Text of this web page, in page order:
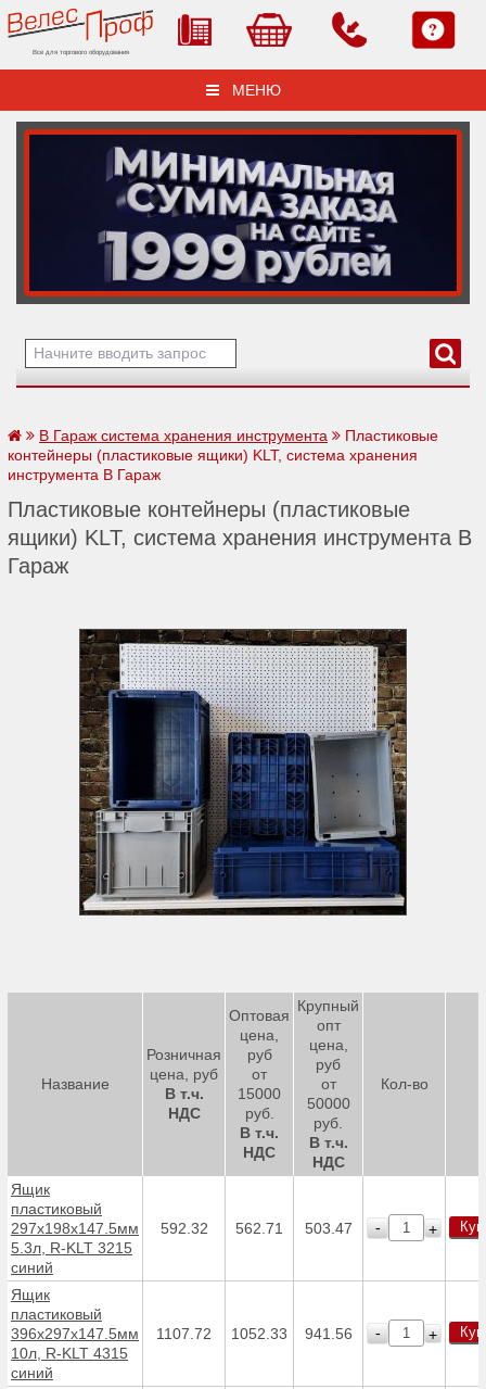
Все для торгового оборудования
МЕНЮ
В Гараж система хранения инструмента
Пластиковые
контейнеры (пластиковые ящики) KLT, система хранения
инструмента В Гараж
Пластиковые контейнеры (пластиковые
ящики) KLT, система хранения инструмента В
Гараж
Название
Розничная
цена, руб
В т.ч.
НДС
Оптовая
цена,
руб
от
15000
руб.
В т.ч.
НДС
Крупный
опт
цена,
руб
от
50000
руб.
В т.ч.
НДС
Кол-во
Ящик
пластиковый
297x198x147.5мм
5.3л, R-KLT 3215
синий
592.32 562.71 503.47 - +
Ящик
пластиковый
396х297х147.5мм
10л, R-KLT 4315
синий
1107.72 1052.33 941.56 - +